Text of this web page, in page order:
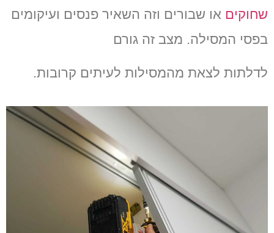
שחוקים או שבורים וזה השאיר פנסים ועיקומים
בפסי המסילה. מצב זה גורם
לדלתות לצאת מהמסילות לעיתים קרובות.